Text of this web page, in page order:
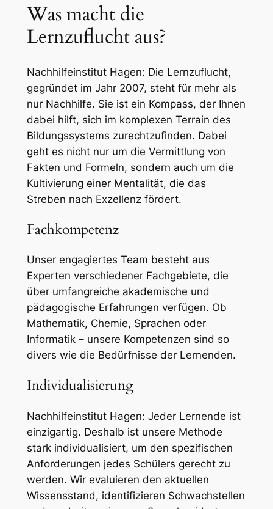
Was macht die
Lernzuflucht aus?
Nachhilfeinstitut Hagen: Die Lernzuflucht,
gegründet im Jahr 2007, steht für mehr als
nur Nachhilfe. Sie ist ein Kompass, der Ihnen
dabei hilft, sich im komplexen Terrain des
Bildungssystems zurechtzufinden. Dabei
geht es nicht nur um die Vermittlung von
Fakten und Formeln, sondern auch um die
Kultivierung einer Mentalität, die das
Streben nach Exzellenz fördert.
Fachkompetenz
Unser engagiertes Team besteht aus
Experten verschiedener Fachgebiete, die
über umfangreiche akademische und
pädagogische Erfahrungen verfügen. Ob
Mathematik, Chemie, Sprachen oder
Informatik – unsere Kompetenzen sind so
divers wie die Bedürfnisse der Lernenden.
Individualisierung
Nachhilfeinstitut Hagen: Jeder Lernende ist
einzigartig. Deshalb ist unsere Methode
stark individualisiert, um den spezifischen
Anforderungen jedes Schülers gerecht zu
werden. Wir evaluieren den aktuellen
Wissensstand, identifizieren Schwachstellen